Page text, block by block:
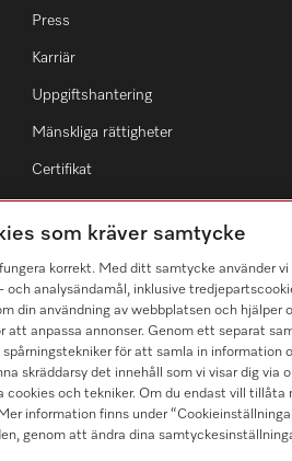
Press
Karriär
Uppgiftshantering
Mänskliga rättigheter
Certifikat
som kräver samtycke
korrekt. Med ditt samtycke använder vi
analysändamål, inklusive
din användning av webbplatsen och hjälper
anpassa annonser. Genom ett separat
för att samla in information
skräddarsy det innehåll som vi visar dig via
cookies och tekniker. Om du endast vill tillåta
information finns under
genom att ändra dina